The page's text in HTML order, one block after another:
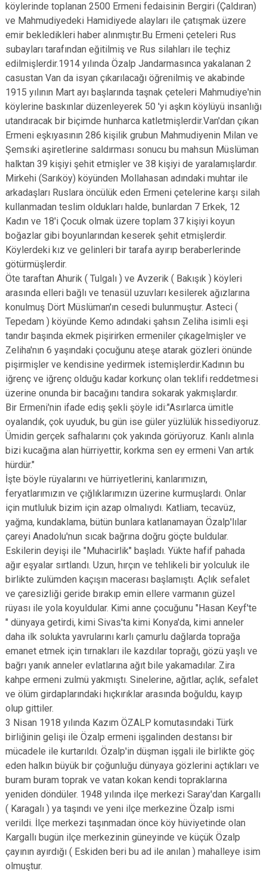
köylerinde toplanan 2500 Ermeni fedaisinin Bergiri (Çaldıran)
ve Mahmudiyedeki Hamidiyede alayları ile çatışmak üzere
emir bekledikleri haber alınmıştır.Bu Ermeni çeteleri Rus
subayları tarafından eğitilmiş ve Rus silahları ile teçhiz
edilmişlerdir.1914 yılında Özalp Jandarmasınca yakalanan 2
casustan Van da isyan çıkarılacağı öğrenilmiş ve akabinde
1915 yılının Mart ayı başlarında taşnak çeteleri Mahmudiye'nin
köylerine baskınlar düzenleyerek 50 'yi aşkın köylüyü insanlığı
utandıracak bir biçimde hunharca katletmişlerdir.Van'dan çıkan
Ermeni eşkıyasının 286 kişilik grubun Mahmudiyenin Milan ve
Şemsıki aşiretlerine saldırması sonucu bu mahsun Müslüman
halktan 39 kişiyi şehit etmişler ve 38 kişiyi de yaralamışlardır.
Mirkehi (Sarıköy) köyünden Mollahasan adındaki muhtar ile
arkadaşları Ruslara öncülük eden Ermeni çetelerine karşı silah
kullanmadan teslim oldukları halde, bunlardan 7 Erkek, 12
Kadın ve 18'i Çocuk olmak üzere toplam 37 kişiyi koyun
boğazlar gibi boyunlarından keserek şehit etmişlerdir.
Köylerdeki kız ve gelinleri bir tarafa ayırıp beraberlerinde
götürmüşlerdir.
Öte taraftan Ahurik ( Tulgalı ) ve Avzerik ( Bakışık ) köyleri
arasında elleri bağlı ve tenasül uzuvları kesilerek ağızlarına
konulmuş Dört Müslüman'ın cesedi bulunmuştur. Asteci (
Tepedam ) köyünde Kemo adındaki şahsın Zeliha isimli eşi
tandır başında ekmek pişirirken ermeniler çıkagelmişler ve
Zeliha'nın 6 yaşındaki çocuğunu ateşe atarak gözleri önünde
pişirmişler ve kendisine yedirmek istemişlerdir.Kadının bu
iğrenç ve iğrenç olduğu kadar korkunç olan teklifi reddetmesi
üzerine onunda bir bacağını tandıra sokarak yakmışlardır.
Bir Ermeni'nin ifade ediş şekli şöyle idi:"Asırlarca ümitle
oyalandık, çok uyuduk, bu gün ise güler yüzlülük hissediyoruz.
Ümidin gerçek safhalarını çok yakında görüyoruz. Kanlı alınla
bizi kucağına alan hürriyettir, korkma sen ey ermeni Van artık
hürdür."
İşte böyle rüyalarını ve hürriyetlerini, kanlarımızın,
feryatlarımızın ve çığlıklarımızın üzerine kurmuşlardı. Onlar
için mutluluk bizim için azap olmalıydı. Katliam, tecavüz,
yağma, kundaklama, bütün bunlara katlanamayan Özalp'lılar
çareyi Anadolu'nun sıcak bağrına doğru göçte buldular.
Eskilerin deyişi ile "Muhacirlik" başladı. Yükte hafif pahada
ağır eşyalar sırtlandı. Uzun, hırçın ve tehlikeli bir yolculuk ile
birlikte zulümden kaçışın macerası başlamıştı. Açlık sefalet
ve çaresizliği geride bırakıp emin ellere varmanın güzel
rüyası ile yola koyuldular. Kimi anne çocuğunu "Hasan Keyf'te
" dünyaya getirdi, kimi Sivas'ta kimi Konya'da, kimi anneler
daha ilk solukta yavrularını karlı çamurlu dağlarda toprağa
emanet etmek için tırnakları ile kazdılar toprağı, gözü yaşlı ve
bağrı yanık anneler evlatlarına ağıt bile yakamadılar. Zira
kahpe ermeni zulmü yakmıştı. Sinelerine, ağıtlar, açlık, sefalet
ve ölüm girdaplarındaki hıçkırıklar arasında boğuldu, kayıp
olup gittiler.
3 Nisan 1918 yılında Kazım ÖZALP komutasındaki Türk
birliğinin gelişi ile Özalp ermeni işgalinden destansı bir
mücadele ile kurtarıldı. Özalp'in düşman işgali ile birlikte göç
eden halkın büyük bir çoğunluğu dünyaya gözlerini açtıkları ve
buram buram toprak ve vatan kokan kendi topraklarına
yeniden döndüler. 1948 yılında ilçe merkezi Saray'dan Kargallı
( Karagalı ) ya taşındı ve yeni ilçe merkezine Özalp ismi
verildi. İlçe merkezi taşınmadan önce köy hüviyetinde olan
Kargallı bugün ilçe merkezinin güneyinde ve küçük Özalp
çayının ayırdığı ( Eskiden beri bu ad ile anılan ) mahalleye isim
olmuştur.